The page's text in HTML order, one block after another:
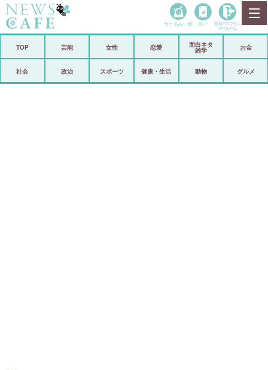
政治
当たる占い師 占い 登録• ログイン
マイルーム
TOP 芸能 女性 恋愛
面白ネタ
雑学
お金
社会 政治 スポーツ 健康・生活 動物 グルメ